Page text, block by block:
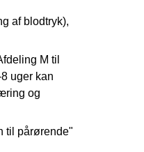
af blodtryk),
M til
uger kan
og
til pårørende"